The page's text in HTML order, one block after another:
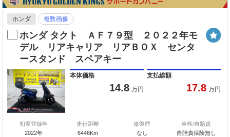
ホンダ 複数画像
ホンダ タクト ＡＦ７９型 ２０２２年モ
デル リアキャリア リアＢＯＸ センタ
ースタンド スペアキー
本体価格
14.8 万円
支払総額
17.8 万円
初度登録年
2022年
走行距離
6446Km
修復歴
なし
車検/自賠責
自賠責保険無し